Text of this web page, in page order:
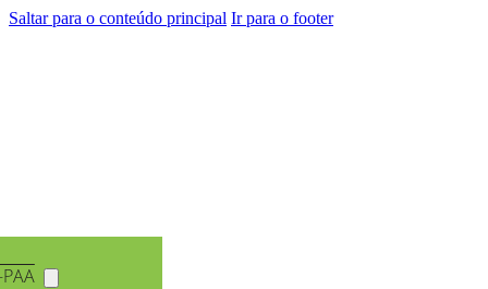
Saltar para o conteúdo principal Ir para o footer